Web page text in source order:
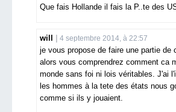
Que fais Hollande il fais la P..te des
will 4 septembre 2014, à 22:57
je vous propose de faire une partie de
alors vous comprendrez comment ca
monde sans foi ni lois véritables. J'ai
les hommes à la tete des états nous
comme si ils y jouaient.